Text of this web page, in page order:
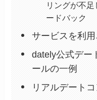
リングが不
ードバック
サービスを利
dately公式デー
ールの一例
リアルデート